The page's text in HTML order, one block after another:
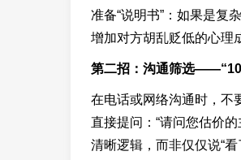
准备“说明书”：如果是复
增加对方胡乱贬低的心理
第二招：沟通筛选——“10
在电话或网络沟通时，不
直接提问：“请问您估价
清晰逻辑，而非仅仅说“看